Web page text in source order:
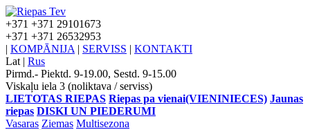
+371 +371 29101673
+371 +371 26532953
| KOMPĀNIJA | SERVISS | KONTAKTI
Lat | Rus
Pirmd.- Piektd. 9-19.00, Sestd. 9-15.00
Viskaļu iela 3 (noliktava / serviss)
LIETOTAS RIEPAS Riepas pa vienai(VIENINIECES) Jaunas
riepas DISKI UN PIEDERUMI
Vasaras Ziemas Multisezona